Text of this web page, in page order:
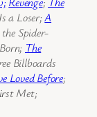
a Loser;A
Spider-
The
Billboards
Loved Before;
Met;